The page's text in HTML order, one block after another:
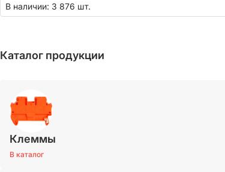
В наличии: 3 876 шт.
Каталог продукции
Клеммы
В каталог